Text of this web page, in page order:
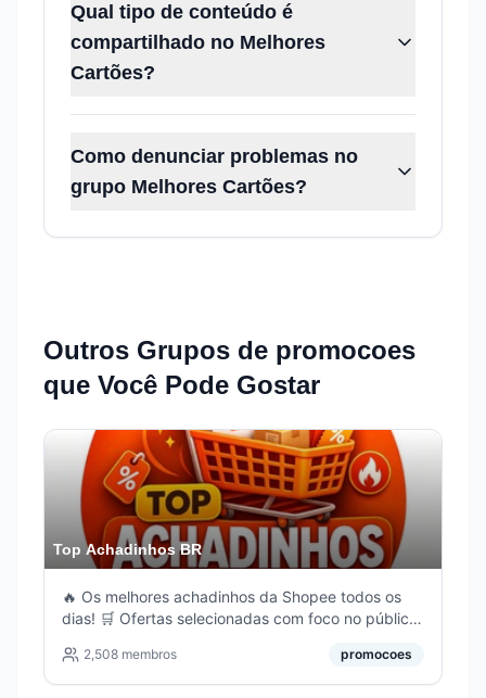
Qual tipo de conteúdo é
compartilhado no Melhores
Cartões?
Como denunciar problemas no
grupo Melhores Cartões?
Outros Grupos de promocoes
que Você Pode Gostar
Top Achadinhos BR
🔥 Os melhores achadinhos da Shopee todos os
dias! 🛒 Ofertas selecionadas com foco no público
gadgets, perfumes e muito mais. 💰 Promoções
com desconto real, cupons, ofertas relâmpago e
2,508 membros promocoes